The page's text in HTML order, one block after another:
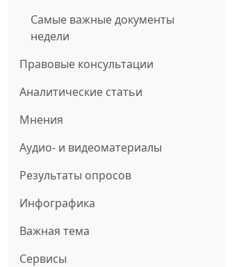
Самые важные документы
недели
Правовые консультации
Аналитические статьи
Мнения
Аудио- и видеоматериалы
Результаты опросов
Инфографика
Важная тема
Сервисы